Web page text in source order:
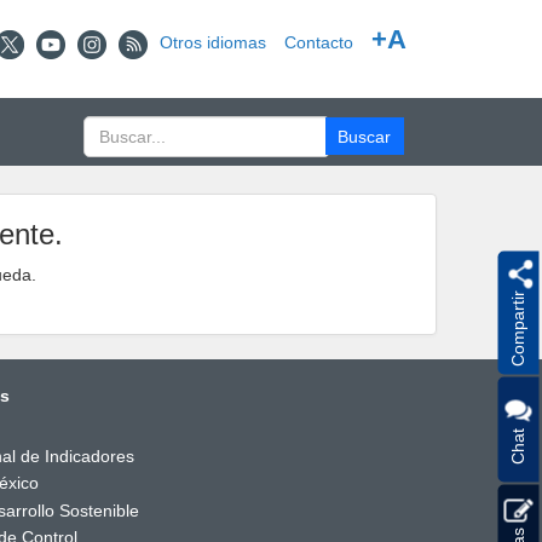
Otros idiomas Contacto +A
de Indicadores
Sostenible
Control
Compartir
Chat